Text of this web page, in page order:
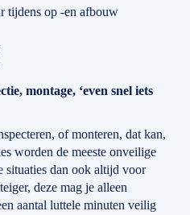
tijdens op -en afbouw
montage, ‘even snel iets
of monteren, dat kan,
worden de meeste onveilige
situaties dan ook altijd voor
deze mag je alleen
aantal luttele minuten veilig